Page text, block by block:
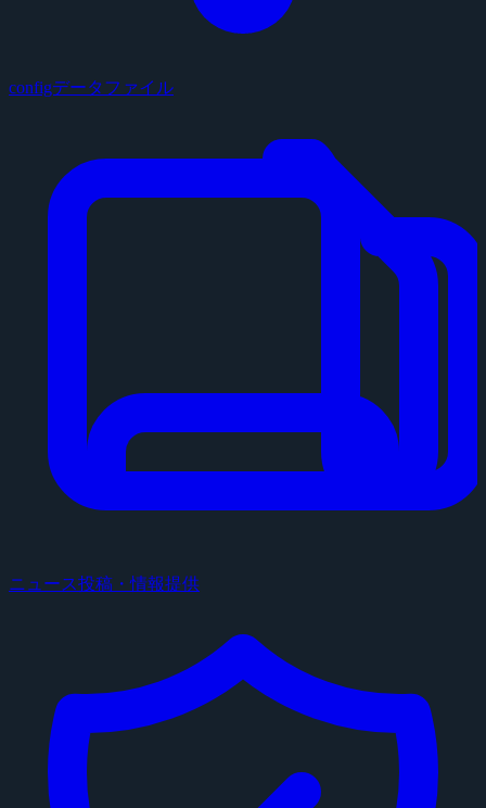
configデータファイル
ニュース投稿・情報提供